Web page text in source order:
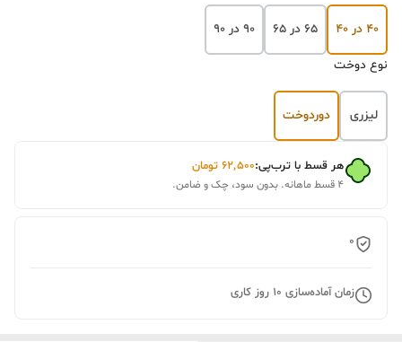
۴۰ در ۴۰ ۶۵ در ۶۵ ۹۰ در ۹۰
نوع دوخت
لیزری دوردوخت
هر قسط با ترب‌پی:۶۲٬۵۰۰ تومان
۴ قسط ماهانه. بدون سود، چک و ضامن.
0
زمان آماده‌سازی 10 روز کاری